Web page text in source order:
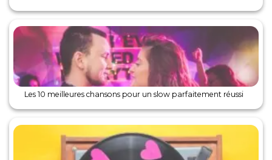
Les 10 meilleures chansons pour un slow parfaitement réussi